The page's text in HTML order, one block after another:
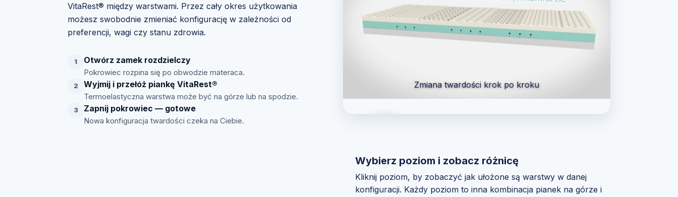
VitaRest® między warstwami. Przez cały okres użytkowania
możesz swobodnie zmieniać konfigurację w zależności od
preferencji, wagi czy stanu zdrowia.
1 Otwórz zamek rozdzielczy
Pokrowiec rozpina się po obwodzie materaca.
2 Wyjmij i przełóż piankę VitaRest®
Termoelastyczna warstwa może być na górze lub na spodzie.
3 Zapnij pokrowiec — gotowe
Nowa konfiguracja twardości czeka na Ciebie.
Zobacz jak to zrobić
Zmiana twardości krok po kroku
Wybierz poziom i zobacz różnicę
Kliknij poziom, by zobaczyć jak ułożone są warstwy w danej
konfiguracji. Każdy poziom to inna kombinacja pianek na górze i